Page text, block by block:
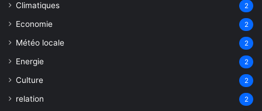
Climatiques 2
Economie 2
Météo locale 2
Energie 2
Culture 2
relation 2